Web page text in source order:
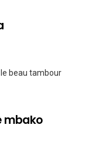
beau tambour
mbako